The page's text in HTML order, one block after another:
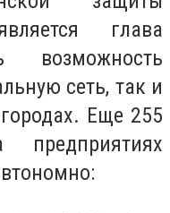
глава
сеть, так и
Еще 255